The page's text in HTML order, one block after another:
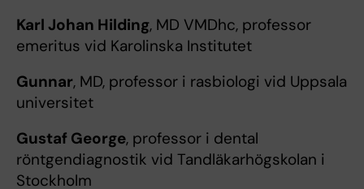
Karl Johan Hilding, MD VMDhc, professor
emeritus vid Karolinska Institutet
Gunnar, MD, professor i rasbiologi vid Uppsala
universitet
Gustaf George, professor i dental
röntgendiagnostik vid Tandläkarhögskolan i
Stockholm